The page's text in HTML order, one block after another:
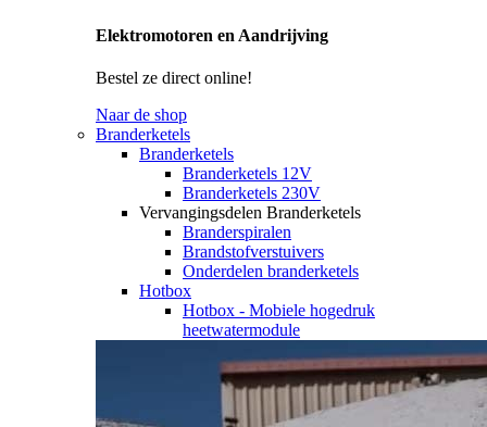
Elektromotoren en Aandrijving
Bestel ze direct online!
Naar de shop
Branderketels
Branderketels
Branderketels 12V
Branderketels 230V
Vervangingsdelen Branderketels
Branderspiralen
Brandstofverstuivers
Onderdelen branderketels
Hotbox
Hotbox - Mobiele hogedruk
heetwatermodule